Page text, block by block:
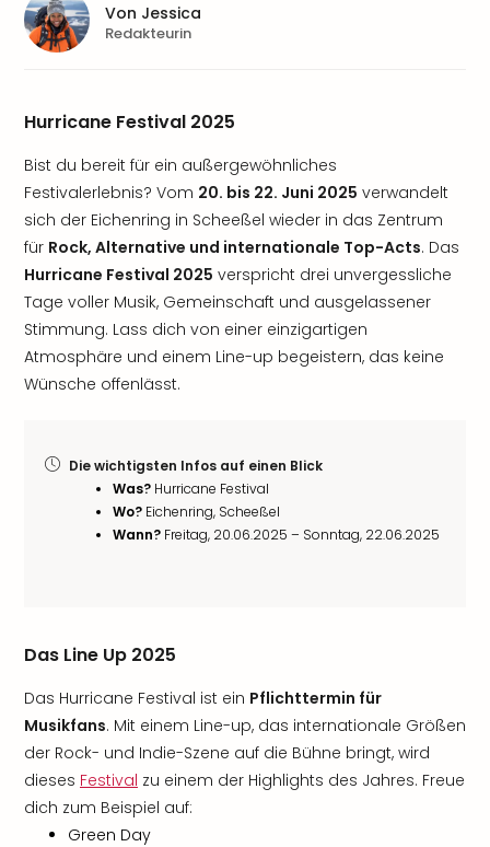
Hurricane Festival 2025
Bist du bereit für ein außergewöhnliches
Festivalerlebnis? Vom 20. bis 22. Juni 2025 verwandelt
sich der Eichenring in Scheeßel wieder in das Zentrum
für Rock, Alternative und internationale Top-Acts. Das
Hurricane Festival 2025 verspricht drei unvergessliche
Tage voller Musik, Gemeinschaft und ausgelassener
Stimmung. Lass dich von einer einzigartigen
Atmosphäre und einem Line-up begeistern, das keine
Wünsche offenlässt.
Die wichtigsten Infos auf einen Blick
Was? Hurricane Festival
Wo? Eichenring, Scheeßel
Wann? Freitag, 20.06.2025 – Sonntag, 22.06.2025
Das Line Up 2025
Das Hurricane Festival ist ein Pflichttermin für
Musikfans. Mit einem Line-up, das internationale Größen
der Rock- und Indie-Szene auf die Bühne bringt, wird
dieses Festival zu einem der Highlights des Jahres. Freue
dich zum Beispiel auf:
Green Day
Von Jessica
Redakteurin